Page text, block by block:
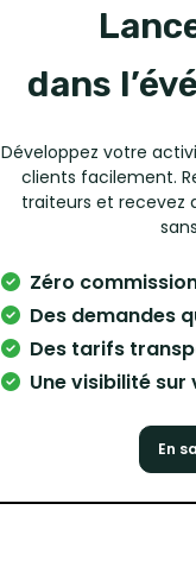
dans
Développez votre
clients facilement.
traiteurs et recevez
Zéro
Des demandes
Des tarifs
Une visibilité
En